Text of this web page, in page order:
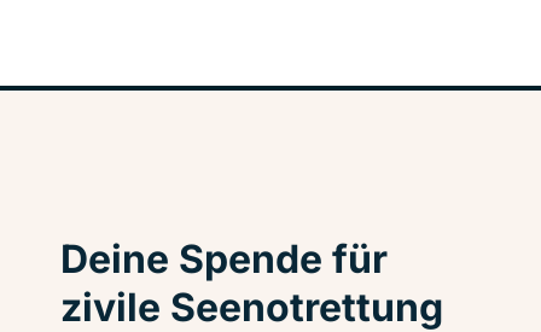
Deine Spende für
zivile Seenotrettung